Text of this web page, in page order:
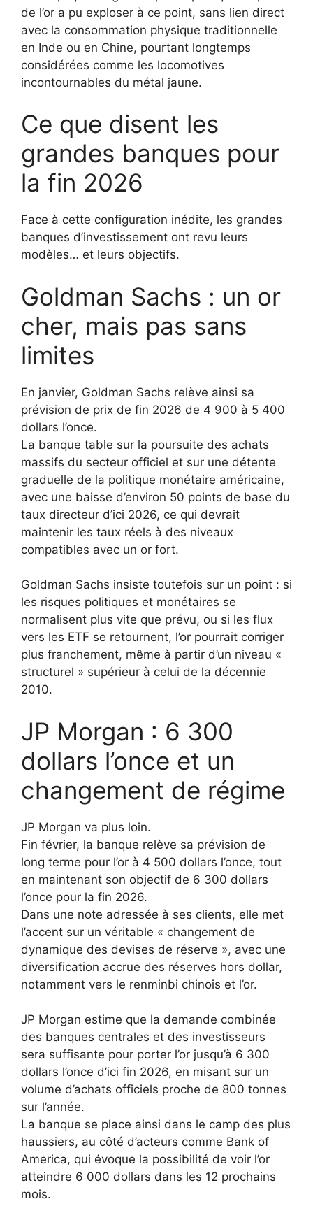
de l’or a pu exploser à ce point, sans lien direct
avec la consommation physique traditionnelle
en Inde ou en Chine, pourtant longtemps
considérées comme les locomotives
incontournables du métal jaune.
Ce que disent les
grandes banques pour
la fin 2026
Face à cette configuration inédite, les grandes
banques d’investissement ont revu leurs
modèles… et leurs objectifs.
Goldman Sachs : un or
cher, mais pas sans
limites
En janvier, Goldman Sachs relève ainsi sa
prévision de prix de fin 2026 de 4 900 à 5 400
dollars l’once.
La banque table sur la poursuite des achats
massifs du secteur officiel et sur une détente
graduelle de la politique monétaire américaine,
avec une baisse d’environ 50 points de base du
taux directeur d’ici 2026, ce qui devrait
maintenir les taux réels à des niveaux
compatibles avec un or fort.
Goldman Sachs insiste toutefois sur un point : si
les risques politiques et monétaires se
normalisent plus vite que prévu, ou si les flux
vers les ETF se retournent, l’or pourrait corriger
plus franchement, même à partir d’un niveau «
structurel » supérieur à celui de la décennie
2010.
JP Morgan : 6 300
dollars l’once et un
changement de régime
JP Morgan va plus loin.
Fin février, la banque relève sa prévision de
long terme pour l’or à 4 500 dollars l’once, tout
en maintenant son objectif de 6 300 dollars
l’once pour la fin 2026.
Dans une note adressée à ses clients, elle met
l’accent sur un véritable « changement de
dynamique des devises de réserve », avec une
diversification accrue des réserves hors dollar,
notamment vers le renminbi chinois et l’or.
JP Morgan estime que la demande combinée
des banques centrales et des investisseurs
sera suffisante pour porter l’or jusqu’à 6 300
dollars l’once d’ici fin 2026, en misant sur un
volume d’achats officiels proche de 800 tonnes
sur l’année.
La banque se place ainsi dans le camp des plus
haussiers, au côté d’acteurs comme Bank of
America, qui évoque la possibilité de voir l’or
atteindre 6 000 dollars dans les 12 prochains
mois.